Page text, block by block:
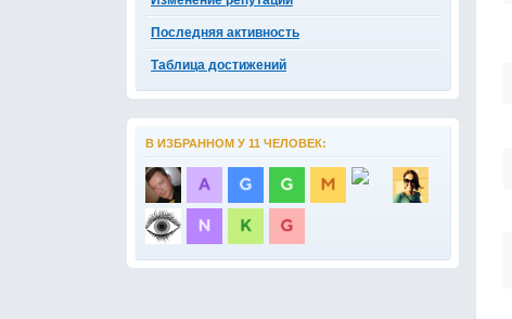
Последняя активность
Таблица достижений
В ИЗБРАННОМ У 11 ЧЕЛОВЕК: